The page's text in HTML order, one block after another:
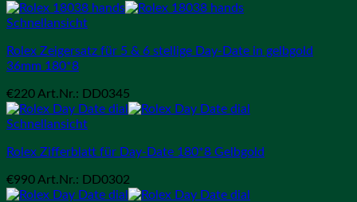
Schnellansicht
Rolex Zeigersatz für 5 & 6 stellige Day-Date in gelbgold
36mm 180*8
€220 Art.Nr.: DD0345
Schnellansicht
Rolex Zifferblatt für Day-Date 180*8 Gelbgold
€990 Art.Nr.: DD0302